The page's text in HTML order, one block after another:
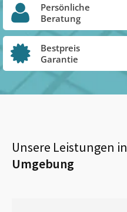
Persönliche
Beratung
Bestpreis
Garantie
Unsere Leistungen in
Umgebung